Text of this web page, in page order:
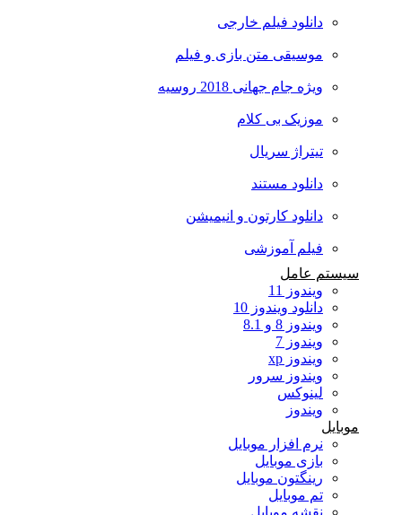
دانلود فیلم خارجی
موسیقی متن بازی و فیلم
ویژه جام جهانی 2018 روسیه
موزیک بی کلام
تیتراژ سریال
دانلود مستند
دانلود کارتون و انیمیشن
فیلم آموزشی
سیستم عامل
ویندوز 11
دانلود ویندوز 10
ویندوز 8 و 8.1
ویندوز 7
ویندوز xp
ویندوز سرور
لینوکس
ویندوز
نرم افزار موبایل
بازی موبایل
رینگتون موبایل
تم موبایل
نقشه موبایل